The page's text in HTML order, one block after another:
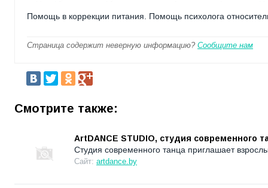
Помощь в коррекции питания. Помощь психолога
Страница содержит неверную информацию? Сообщите нам
Смотрите также:
ArtDANCE STUDIO, студия современного
Студия современного танца приглашает
Сайт: artdance.by